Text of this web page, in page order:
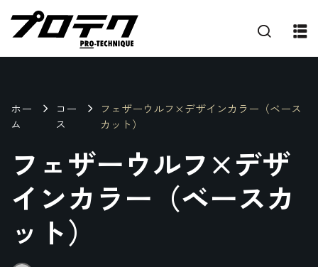
ホー
ム
コー
ス
フェザーウルフ×デザインカラー（ベース
カット）
フェザーウルフ×デザ
インカラー（ベースカ
ット）